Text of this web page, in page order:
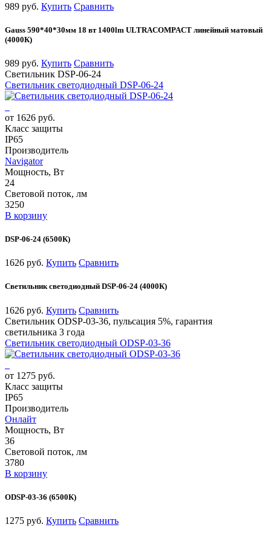
989 руб. Купить Сравнить
Gauss 590*40*30мм 18 вт 1400lm ULTRACOMPACT линейный матовый
(4000К)
989 руб. Купить Сравнить
Светильник DSP-06-24
Светильник светодиодный DSP-06-24
от 1626 руб.
Класс защиты
IP65
Производитель
Navigator
Мощность, Вт
24
Световой поток, лм
3250
В корзину
DSP-06-24 (6500К)
1626 руб. Купить Сравнить
Светильник светодиодный DSP-06-24 (4000К)
1626 руб. Купить Сравнить
Светильник ODSP-03-36, пульсация 5%, гарантия
светильника 3 года
Светильник светодиодный ODSP-03-36
от 1275 руб.
Класс защиты
IP65
Производитель
Онлайт
Мощность, Вт
36
Световой поток, лм
3780
В корзину
ODSP-03-36 (6500К)
1275 руб. Купить Сравнить